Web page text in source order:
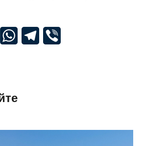
Email WhatsAppTelegram